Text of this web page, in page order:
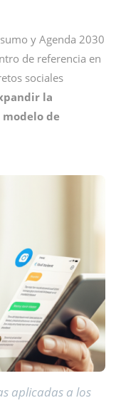
y Agenda 2030
de referencia en
sociales
la
de
aplicadas a los